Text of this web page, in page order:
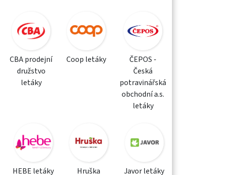
CBA prodejní
družstvo
letáky
Coop letáky
ČEPOS -
Česká
potravinářská
obchodní a.s.
letáky
HEBE letáky Hruška Javor letáky